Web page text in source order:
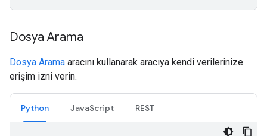
Dosya Arama
Dosya Arama aracını kullanarak aracıya kendi verilerinize
erişim izni verin.
Python JavaScript REST